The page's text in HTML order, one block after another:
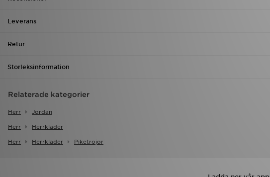
Leverans
Retur
Storleksinformation
Relaterade kategorier
Herr Jordan
Herr Herrklader
Herr Herrklader Piketrojor